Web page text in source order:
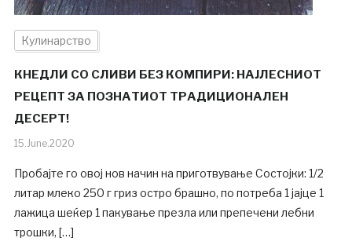
Кулинарство
КНЕДЛИ СО СЛИВИ БЕЗ КОМПИРИ: НАЈЛЕСНИОТ
РЕЦЕПТ ЗА ПОЗНАТИОТ ТРАДИЦИОНАЛЕН
ДЕСЕРТ!
15.June.2020
Пробајте го овој нов начин на приготвување Состојки: 1/2
литар млеко 250 г гриз остро брашно, по потреба 1 јајце 1
лажица шеќер 1 пакување презла или препечени лебни
трошки, […]